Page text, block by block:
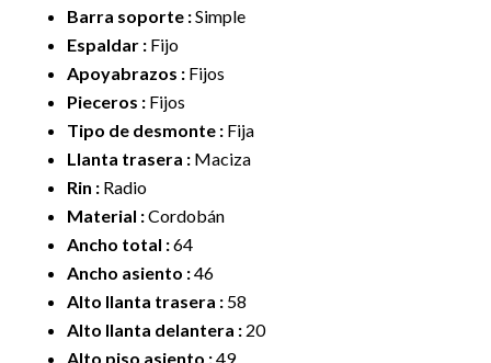
Barra soporte :Simple
Espaldar :Fijo
Apoyabrazos :Fijos
Pieceros :Fijos
Tipo de desmonte :Fija
Llanta trasera :Maciza
Rin :Radio
Material :Cordobán
Ancho total :64
Ancho asiento :46
Alto llanta trasera :58
Alto llanta delantera :20
Alto piso asiento :49